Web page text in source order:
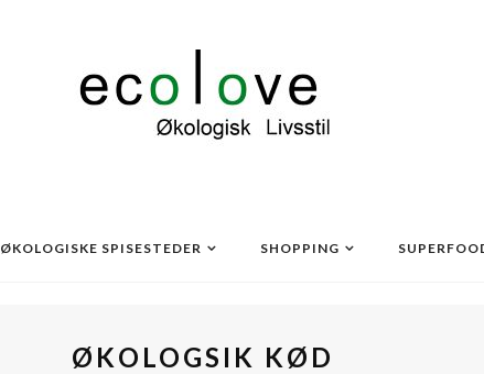
ØKOLOGISKE SPISESTEDER SHOPPING
ØKOLOGSIK KØD